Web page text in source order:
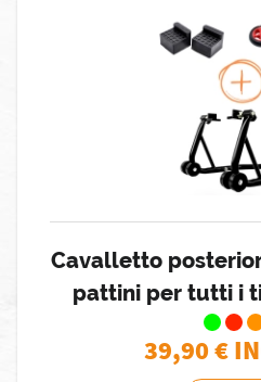
Cavalletto
pattini per tutti i
39,90€